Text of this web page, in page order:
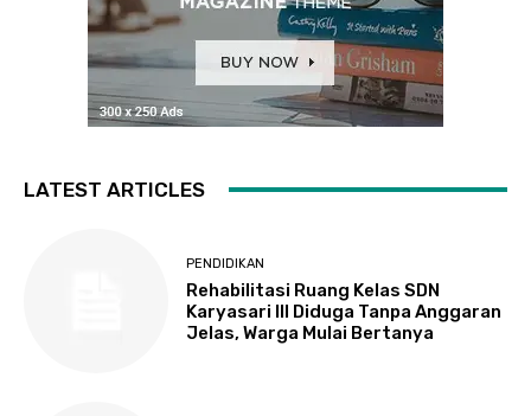
LATEST ARTICLES
PENDIDIKAN
Rehabilitasi Ruang Kelas SDN
Karyasari III Diduga Tanpa Anggaran
Jelas, Warga Mulai Bertanya